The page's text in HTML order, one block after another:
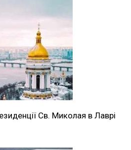
Св. Миколая в Лаврі